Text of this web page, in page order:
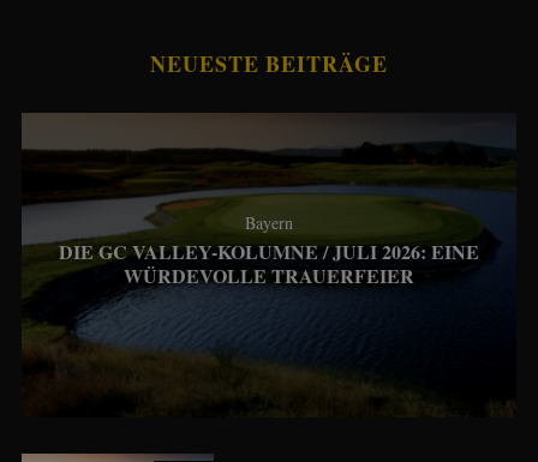
NEUESTE BEITRÄGE
Bayern
DIE GC VALLEY-KOLUMNE / JULI 2026: EINE
WÜRDEVOLLE TRAUERFEIER